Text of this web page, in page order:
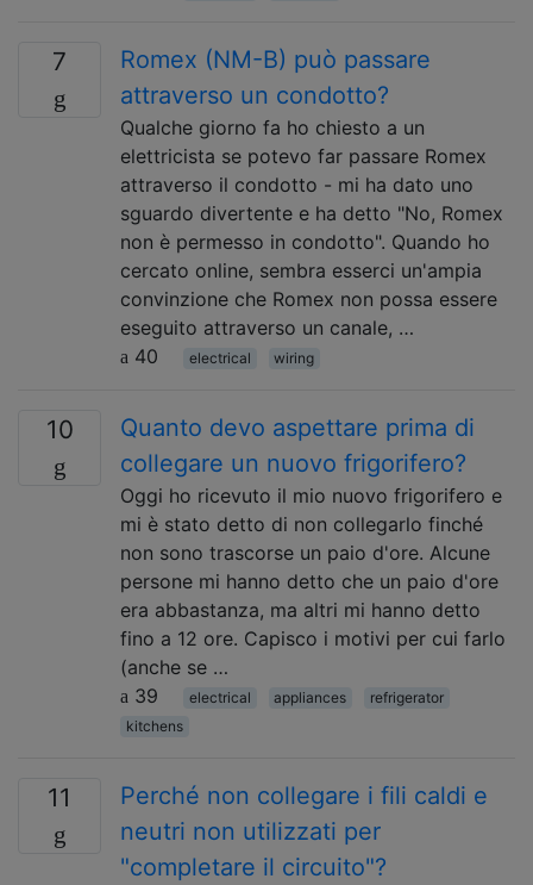
7
Romex (NM-B) può passare
attraverso un condotto?
Qualche giorno fa ho chiesto a un
elettricista se potevo far passare Romex
attraverso il condotto - mi ha dato uno
sguardo divertente e ha detto "No, Romex
non è permesso in condotto". Quando ho
cercato online, sembra esserci un'ampia
convinzione che Romex non possa essere
eseguito attraverso un canale, …
40
electrical wiring
10
Quanto devo aspettare prima di
collegare un nuovo frigorifero?
Oggi ho ricevuto il mio nuovo frigorifero e
mi è stato detto di non collegarlo finché
non sono trascorse un paio d'ore. Alcune
persone mi hanno detto che un paio d'ore
era abbastanza, ma altri mi hanno detto
fino a 12 ore. Capisco i motivi per cui farlo
(anche se …
39
electrical appliances
refrigerator
kitchens
11
Perché non collegare i fili caldi e
neutri non utilizzati per
"completare il circuito"?